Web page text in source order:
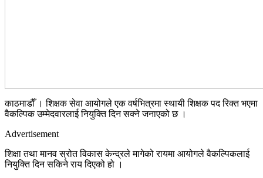
काठमाडौँ । शिक्षक सेवा आयोगले एक वर्षभित्रमा स्थायी शिक्षक पद रिक्त भएमा
वैकल्पिक उम्मेदवारलाई नियुक्ति दिन सक्ने जनाएको छ ।
Advertisement
शिक्षा तथा मानव स्रोत विकास केन्द्रले मागेको रायमा आयोगले वैकल्पिकलाई
नियुक्ति दिन सकिने राय दिएको हो ।